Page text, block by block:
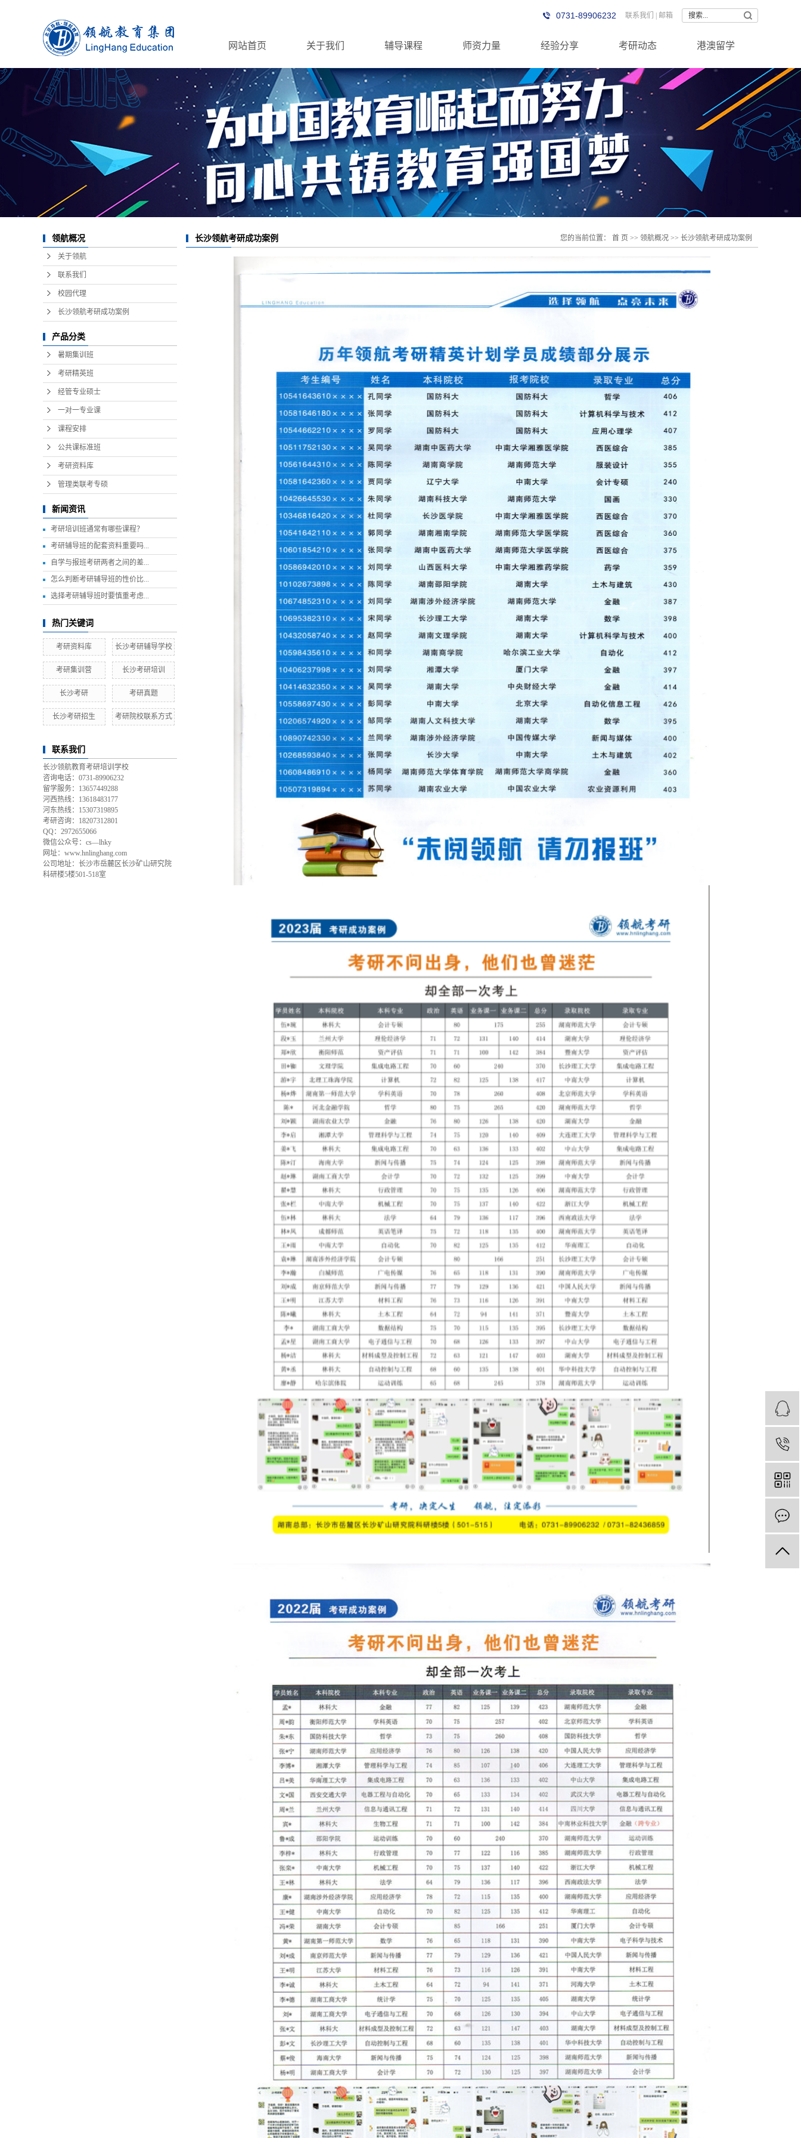
联系我们 邮箱
0731-89906232
网站首页 关于我们 辅导课程 师资力量 经验分享 考研动态 港澳留学
领航概况
关于领航
联系我们
校园代理
长沙领航考研成功案例
产品分类
暑期集训班
考研精英班
经管专业硕士
一对一专业课
课程安排
公共课标准班
考研资料库
管理类联考专硕
新闻资讯
考研培训班通常有哪些课程？
考研辅导班的配套资料重要吗...
自学与报班考研两者之间的差...
怎么判断考研辅导班的性价比...
选择考研辅导班时要慎重考虑...
热门关键词
考研资料库 长沙考研辅导学校
考研集训营 长沙考研培训
长沙考研 考研真题
长沙考研招生 考研院校联系方式
联系我们
长沙领航教育考研培训学校
咨询电话：0731-89906232
留学服务：13657449288
河西热线：13618483177
河东热线：15307319895
考研咨询：18207312801
QQ：2972655066
微信公众号：cs—lhky
网址：www.hnlinghang.com
公司地址：长沙市岳麓区长沙矿山研究院
科研楼5楼501-518室
长沙领航考研成功案例 您的当前位置： 首 页 >> 领航概况 >> 长沙领航考研成功案例